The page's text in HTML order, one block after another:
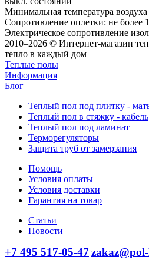
Минимальная температура
Сопротивление оплетки: не более
Электрическое сопротивление
2010–2026 © Интернет-магазин
тепло в каждый дом
Теплые полы
Информация
Блог
Теплый пол под плитку -
Теплый пол в стяжку - кабель
Теплый пол под ламинат
Терморегуляторы
Защита труб от замерзания
Помощь
Условия оплаты
Условия доставки
Гарантия на товар
Статьи
Новости
+7 495 517-05-47